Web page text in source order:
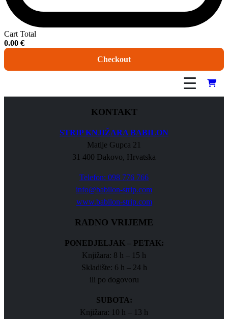
Cart Total
0.00 €
Checkout
KONTAKT
STRIP KNJIŽARA BABILON
Matije Gupca 21
31 400 Đakovo, Hrvatska
Telefon: 098 776 766
info@babilon-strip.com
www.babilon-strip.com
RADNO VRIJEME
PONEDJELJAK – PETAK:
Knjižara: 8 h – 15 h
Skladište: 6 h – 24 h
ili po dogovoru
SUBOTA:
Knjižara: 10 h – 13 h